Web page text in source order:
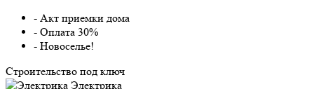
- Акт приемки дома
- Оплата 30%
- Новоселье!
Строительство под ключ
Электрика